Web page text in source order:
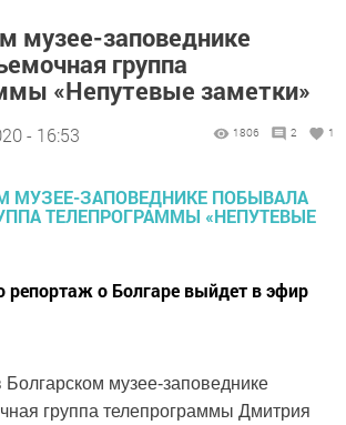
музее-заповеднике
группа
«Непутевые заметки»
- 16:53 1806 2 1
репортаж о Болгаре выйдет в эфир
Болгарском музее-заповеднике
группа телепрограммы Дмитрия